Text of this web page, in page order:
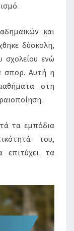
και
δύσκολη,
σχολείου ενώ
σπορ. Αυτή η
στη
τα εμπόδια
του,
επιτύχει τα